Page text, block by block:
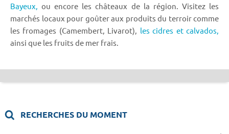
Bayeux, ou encore les châteaux de la région. Visitez les
marchés locaux pour goûter aux produits du terroir comme
les fromages (Camembert, Livarot), les cidres et calvados,
ainsi que les fruits de mer frais.
RECHERCHES DU MOMENT